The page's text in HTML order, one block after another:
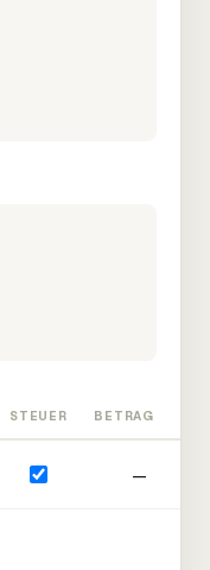
STEUER BETRAG
—